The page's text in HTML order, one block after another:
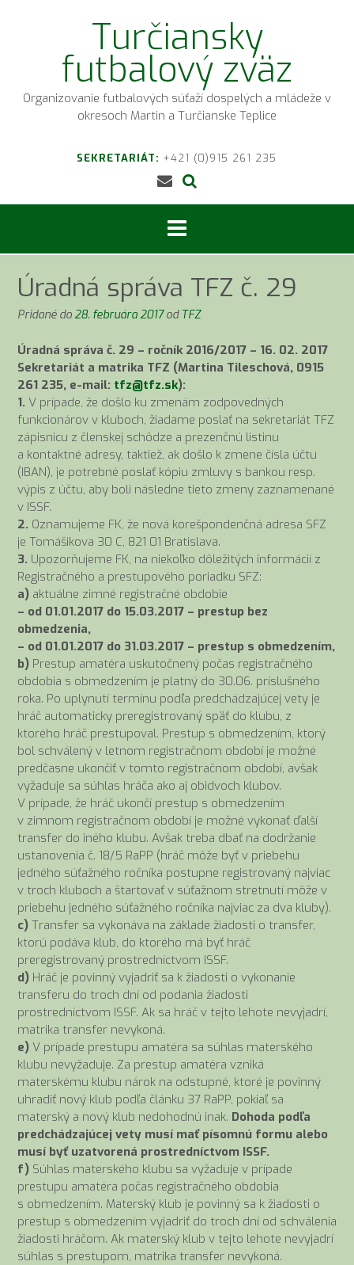
Turčiansky
futbalový zväz
Organizovanie futbalových súťaží dospelých a mládeže v
okresoch Martin a Turčianske Teplice
SEKRETARIÁT: +421 (0)915 261 235
Úradná správa TFZ č. 29
Pridané do28. februára 2017od TFZ
Úradná správa č. 29 – ročník 2016/2017 – 16. 02. 2017
Sekretariát a matrika TFZ (Martina Tileschová, 0915
261 235, e-mail: tfz@tfz.sk):
1. V prípade, že došlo ku zmenám zodpovedných
funkcionárov v kluboch, žiadame poslať na sekretariát TFZ
zápisnicu z členskej schôdze a prezenčnú listinu
a kontaktné adresy, taktiež, ak došlo k zmene čísla účtu
(IBAN), je potrebné poslať kópiu zmluvy s bankou resp.
výpis z účtu, aby boli následne tieto zmeny zaznamenané
v ISSF.
2. Oznamujeme FK, že nová korešpondenčná adresa SFZ
je Tomášikova 30 C, 821 01 Bratislava.
3. Upozorňujeme FK, na niekoľko dôležitých informácií z
Registračného a prestupového poriadku SFZ:
a) aktuálne zimné registračné obdobie
– od 01.01.2017 do 15.03.2017 – prestup bez
obmedzenia,
– od 01.01.2017 do 31.03.2017 – prestup s obmedzením,
b) Prestup amatéra uskutočnený počas registračného
obdobia s obmedzením je platný do 30.06. príslušného
roka. Po uplynutí termínu podľa predchádzajúcej vety je
hráč automaticky preregistrovaný späť do klubu, z
ktorého hráč prestupoval. Prestup s obmedzením, ktorý
bol schválený v letnom registračnom období je možné
predčasne ukončiť v tomto registračnom období, avšak
vyžaduje sa súhlas hráča ako aj obidvoch klubov.
V prípade, že hráč ukončí prestup s obmedzením
v zimnom registračnom období je možné vykonať ďalší
transfer do iného klubu. Avšak treba dbať na dodržanie
ustanovenia č. 18/5 RaPP (hráč môže byť v priebehu
jedného súťažného ročníka postupne registrovaný najviac
v troch kluboch a štartovať v súťažnom stretnutí môže v
priebehu jedného súťažného ročníka najviac za dva kluby).
c) Transfer sa vykonáva na základe žiadosti o transfer,
ktorú podáva klub, do ktorého má byť hráč
preregistrovaný prostredníctvom ISSF.
d) Hráč je povinný vyjadriť sa k žiadosti o vykonanie
transferu do troch dní od podania žiadosti
prostredníctvom ISSF. Ak sa hráč v tejto lehote nevyjadrí,
matrika transfer nevykoná.
e) V prípade prestupu amatéra sa súhlas materského
klubu nevyžaduje. Za prestup amatéra vzniká
materskému klubu nárok na odstupné, ktoré je povinný
uhradiť nový klub podľa článku 37 RaPP, pokiaľ sa
materský a nový klub nedohodnú inak. Dohoda podľa
predchádzajúcej vety musí mať písomnú formu alebo
musí byť uzatvorená prostredníctvom ISSF.
f) Súhlas materského klubu sa vyžaduje v prípade
prestupu amatéra počas registračného obdobia
s obmedzením. Materský klub je povinný sa k žiadosti o
prestup s obmedzením vyjadriť do troch dní od schválenia
žiadosti hráčom. Ak materský klub v tejto lehote nevyjadrí
súhlas s prestupom, matrika transfer nevykoná.